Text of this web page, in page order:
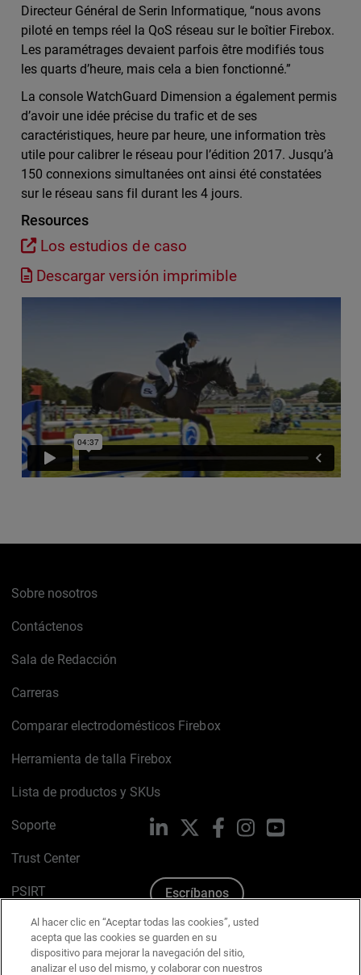
Directeur Général de Serin Informatique, “nous avons
piloté en temps réel la QoS réseau sur le boîtier Firebox.
Les paramétrages devaient parfois être modifiés tous
les quarts d’heure, mais cela a bien fonctionné.”
La console WatchGuard Dimension a également permis
d’avoir une idée précise du trafic et de ses
caractéristiques, heure par heure, une information très
utile pour calibrer le réseau pour l’édition 2017. Jusqu’à
150 connexions simultanées ont ainsi été constatées
sur le réseau sans fil durant les 4 jours.
Resources
Los estudios de caso
Descargar versión imprimible
Sobre nosotros
Contáctenos
Sala de Redacción
Carreras
Comparar electrodomésticos Firebox
Herramienta de talla Firebox
Lista de productos y SKUs
Soporte
Trust Center
PSIRT
Política de cookies
Política de privacidad
LinkedIn FacebookInstagram
Escríbanos
Al hacer clic en “Aceptar todas las cookies”, usted
acepta que las cookies se guarden en su
dispositivo para mejorar la navegación del sitio,
analizar el uso del mismo, y colaborar con nuestros